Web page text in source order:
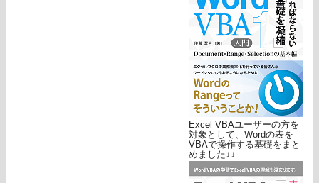
Excel VBAユーザーの方を
対象として、Wordの表を
VBAで操作する基礎をまと
めました↓↓